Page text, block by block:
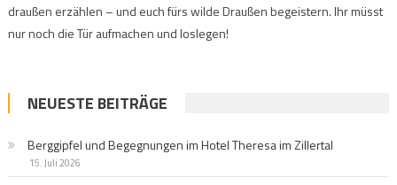
draußen erzählen – und euch fürs wilde Draußen begeistern. Ihr müsst
nur noch die Tür aufmachen und loslegen!
NEUESTE BEITRÄGE
Berggipfel und Begegnungen im Hotel Theresa im Zillertal
15. Juli 2026